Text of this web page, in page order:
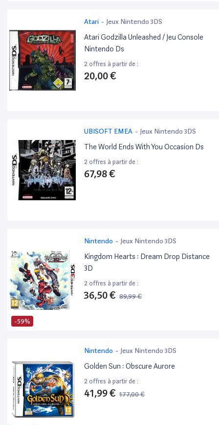
Atari - Jeux Nintendo 3DS
Atari Godzilla Unleashed / Jeu Console
Nintendo Ds
2 offres à partir de :
20,00 €
UBISOFT EMEA - Jeux Nintendo 3DS
The World Ends With You Occasion Ds
2 offres à partir de :
67,98 €
-59%
Nintendo - Jeux Nintendo 3DS
Kingdom Hearts : Dream Drop Distance
3D
2 offres à partir de :
36,50 € 89,99 €
Nintendo - Jeux Nintendo 3DS
Golden Sun : Obscure Aurore
2 offres à partir de :
41,99 € 177,00 €